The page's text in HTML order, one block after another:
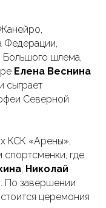
Федерации,
Большого шлема,
Елена Веснина
сыграет
Северной
КСК «Арены»,
спортсменки, где
, Николай
. По завершении
церемония